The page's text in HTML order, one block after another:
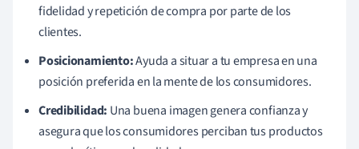
fidelidad y repetición de compra por parte de los
clientes.
Posicionamiento:Ayuda a situar a tu empresa en una
posición preferida en la mente de los consumidores.
Credibilidad: Una buena imagen genera confianza y
asegura que los consumidores perciban tus productos